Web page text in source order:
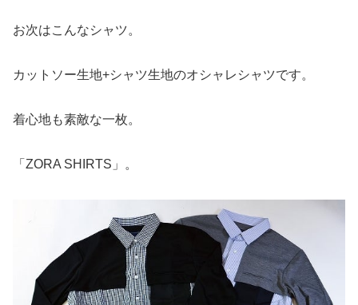
お次はこんなシャツ。
カットソー生地+シャツ生地のオシャレシャツです。
着心地も素敵な一枚。
「ZORA SHIRTS」。